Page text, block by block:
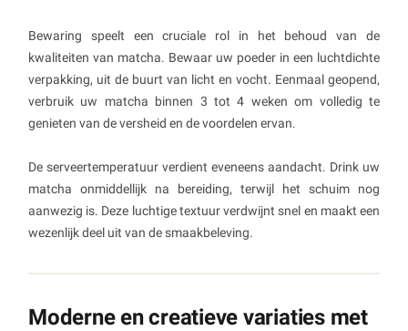
Bewaring speelt een cruciale rol in het behoud van de
kwaliteiten van matcha. Bewaar uw poeder in een luchtdichte
verpakking, uit de buurt van licht en vocht. Eenmaal geopend,
verbruik uw matcha binnen 3 tot 4 weken om volledig te
genieten van de versheid en de voordelen ervan.
De serveertemperatuur verdient eveneens aandacht. Drink uw
matcha onmiddellijk na bereiding, terwijl het schuim nog
aanwezig is. Deze luchtige textuur verdwijnt snel en maakt een
wezenlijk deel uit van de smaakbeleving.
Moderne en creatieve variaties met